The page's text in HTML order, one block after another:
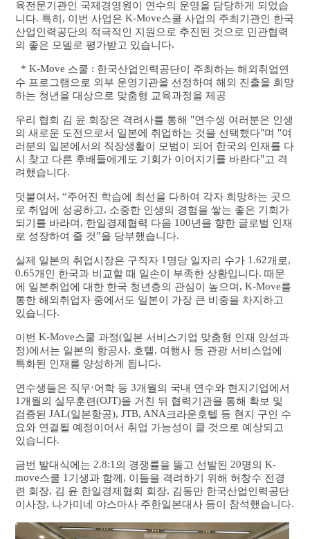
육전문기관인 국제경영원이 연수의 운영을 담당하게 되었습
니다. 특히 , 이번 사업은 K-Move스쿨 사업의 주최기관인 한국
산업인력공단의 적극적인 지원으로 추진된 것으로 민관협력
의 좋은 모델로 평가받고 있습니다.
* K-Move 스쿨 : 한국산업인력공단이 주최하는 해외취업연
수 프로그램으로 외부 운영기관을 선정하여 해외 진출을 희망
하는 청년을 대상으로 맞춤형 교육과정을 제공
우리 협회 김 윤 회장은 격려사를 통해 "연수생 여러분은 인생
의 새로운 도전으로서 일본에 취업하는 것을 선택했다"며 "여
러분의 일본에서의 직장생활이 모범이 되어 한국의 인재를 다
시 찾고 다른 후배들에게도 기회가 이어지기를 바란다"고 격
려했습니다.
덧붙여서 , “주어진 학습에 최선을 다하여 각자 희망하는 곳으
로 취업에 성공하고, 소중한 인생의 경험을 쌓는 좋은 기회가
되기를 바라며 , 한일경제협력 다음 100년을 향한 글로벌 인재
로 성장하여 줄 것”을 당부했습니다.
실제 일본의 취업시장은 구직자 1 명당 일자리 수가 1.62개로,
0.65개인 한국과 비교할 때 일손이 부족한 상황입니다. 때문
에 일본취업에 대한 한국 청년층의 관심이 높으며 , K-Move를
통한 해외취업자 중에서도 일본이 가장 큰 비중을 차지하고
있습니다.
이번 K-Move스쿨 과정(일본 서비스기업 맞춤형 인재 양성과
정)에서는 일본의 항공사, 호텔, 여행사 등 관광 서비스업에
특화된 인재를 양성하게 됩니다.
연수생들은 직무·어학 등 3개월의 국내 연수와 현지기업에서
1 개월의 실무훈련(OJT)을 거친 뒤 협력기관을 통해 확보 및
검증된 JAL(일본항공), JTB, ANA크라운호텔 등 현지 구인 수
요와 연결될 예정이어서 취업 가능성이 클 것으로 예상되고
있습니다.
금번 발대식에는 2.8:1 의 경쟁률을 뚫고 선발된 20명의 K-
move스쿨 1 기생과 함께 , 이들을 격려하기 위해 허창수 전경
련 회장, 김 윤 한일경제협회 회장, 김동만 한국산업인력공단
이사장, 나가미네 야스마사 주한일본대사 등이 참석했습니다.